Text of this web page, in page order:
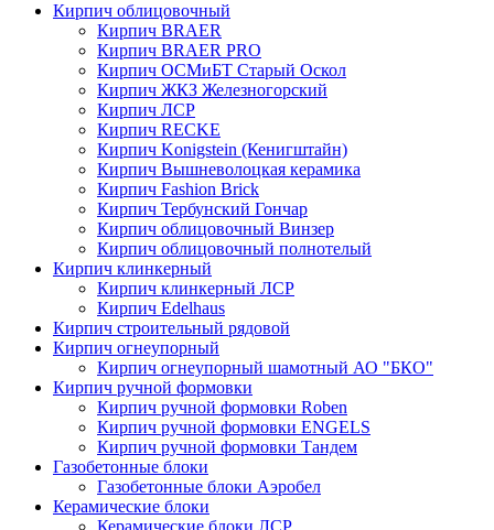
Кирпич облицовочный
Кирпич BRAER
Кирпич BRAER PRO
Кирпич ОСМиБТ Старый Оскол
Кирпич ЖКЗ Железногорский
Кирпич ЛСР
Кирпич RECKE
Кирпич Konigstein (Кенигштайн)
Кирпич Вышневолоцкая керамика
Кирпич Fashion Brick
Кирпич Тербунский Гончар
Кирпич облицовочный Винзер
Кирпич облицовочный полнотелый
Кирпич клинкерный
Кирпич клинкерный ЛСР
Кирпич Edelhaus
Кирпич строительный рядовой
Кирпич огнеупорный
Кирпич огнеупорный шамотный АО "БКО"
Кирпич ручной формовки
Кирпич ручной формовки Roben
Кирпич ручной формовки ENGELS
Кирпич ручной формовки Тандем
Газобетонные блоки
Газобетонные блоки Аэробел
Керамические блоки
Керамические блоки ЛСР